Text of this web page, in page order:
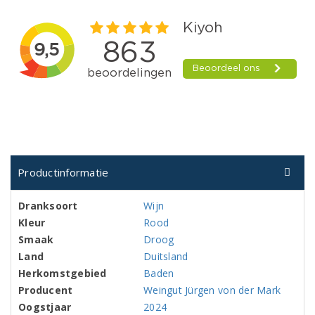
Productinformatie
Dranksoort
Wijn
Kleur
Rood
Smaak
Droog
Land
Duitsland
Herkomstgebied
Baden
Producent
Weingut Jürgen von der Mark
Oogstjaar
2024